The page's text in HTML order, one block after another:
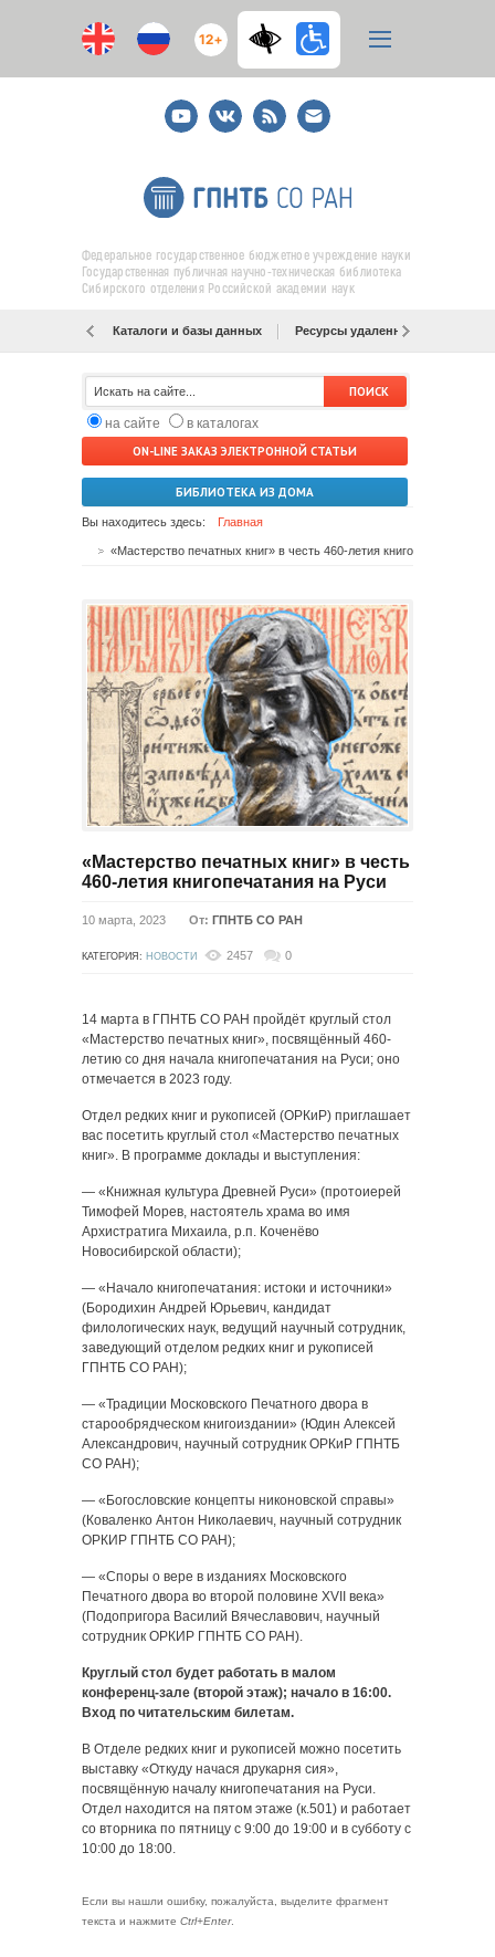
12+
YoutubeВКонтакте
RSS
E-
mail
подписка
Федеральное государственное бюджетное учреждение науки
Государственная публичная научно-техническая библиотека
Сибирского отделения Российской академии наук
Каталоги и базы данных Ресурсы удаленного доступа
на сайте
в каталогах
ON-LINE ЗАКАЗ ЭЛЕКТРОННОЙ СТАТЬИ
БИБЛИОТЕКА ИЗ ДОМА
Вы находитесь здесь: Главная
«Мастерство печатных книг» в честь
460-летия книгопечатания на Руси
10 марта, 2023 От: ГПНТБ СО РАН
КАТЕГОРИЯ: НОВОСТИ 2457 0
14 марта в ГПНТБ СО РАН пройдёт круглый стол
«Мастерство печатных книг», посвящённый 460-
летию со дня начала книгопечатания на Руси; оно
отмечается в 2023 году.
Отдел редких книг и рукописей (ОРКиР) приглашает
вас посетить круглый стол «Мастерство печатных
книг». В программе доклады и выступления:
— «Книжная культура Древней Руси» (протоиерей
Тимофей Морев, настоятель храма во имя
Архистратига Михаила, р.п. Коченёво
Новосибирской области);
— «Начало книгопечатания: истоки и источники»
(Бородихин Андрей Юрьевич, кандидат
филологических наук, ведущий научный сотрудник,
заведующий отделом редких книг и рукописей
ГПНТБ СО РАН);
— «Традиции Московского Печатного двора в
старообрядческом книгоиздании» (Юдин Алексей
Александрович, научный сотрудник ОРКиР ГПНТБ
СО РАН);
— «Богословские концепты никоновской справы»
(Коваленко Антон Николаевич, научный сотрудник
ОРКИР ГПНТБ СО РАН);
— «Споры о вере в изданиях Московского
Печатного двора во второй половине XVII века»
(Подопригора Василий Вячеславович, научный
сотрудник ОРКИР ГПНТБ СО РАН).
Круглый стол будет работать в малом
конференц-зале (второй этаж); начало в 16:00.
Вход по читательским билетам.
В Отделе редких книг и рукописей можно посетить
выставку «Откуду начася друкарня сия»,
посвящённую началу книгопечатания на Руси.
Отдел находится на пятом этаже (к.501) и работает
со вторника по пятницу с 9:00 до 19:00 и в субботу с
10:00 до 18:00.
Если вы нашли ошибку, пожалуйста, выделите фрагмент
текста и нажмите Ctrl+Enter.